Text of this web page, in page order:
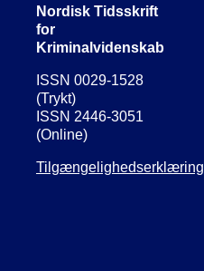
Nordisk Tidsskrift
for
Kriminalvidenskab
ISSN 0029-1528
(Trykt)
ISSN 2446-3051
(Online)
Tilgængelighedserklæring